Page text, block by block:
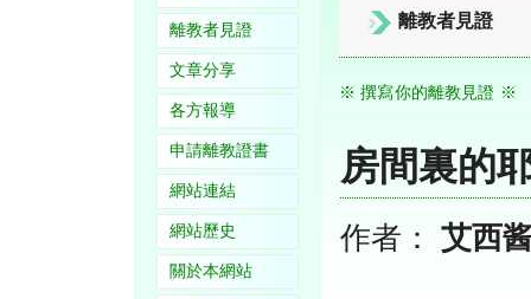
離教者見證
文章分享
各方報導
申請離教證書
網站連結
網站歷史
關於本網站
離教者見證
※ 撰寫你的離教見證 ※
房間裏的
作者： 艾西